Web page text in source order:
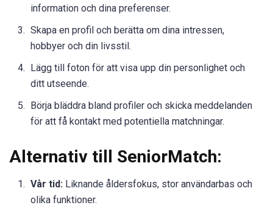
information och dina preferenser.
Skapa en profil och berätta om dina intressen,
hobbyer och din livsstil.
Lägg till foton för att visa upp din personlighet och
ditt utseende.
Börja bläddra bland profiler och skicka meddelanden
för att få kontakt med potentiella matchningar.
Alternativ till SeniorMatch:
Vår tid: Liknande åldersfokus, stor användarbas och
olika funktioner.